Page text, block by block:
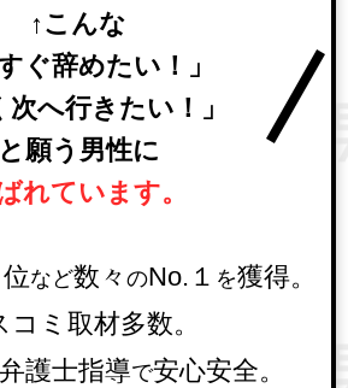
↑こんな
すぐ辞めたい！」
次へ行きたい！」
と願う男性に
れています。
など数々のNo.１ を獲得。
コミ取材多数。
弁護士指導で安心安全。